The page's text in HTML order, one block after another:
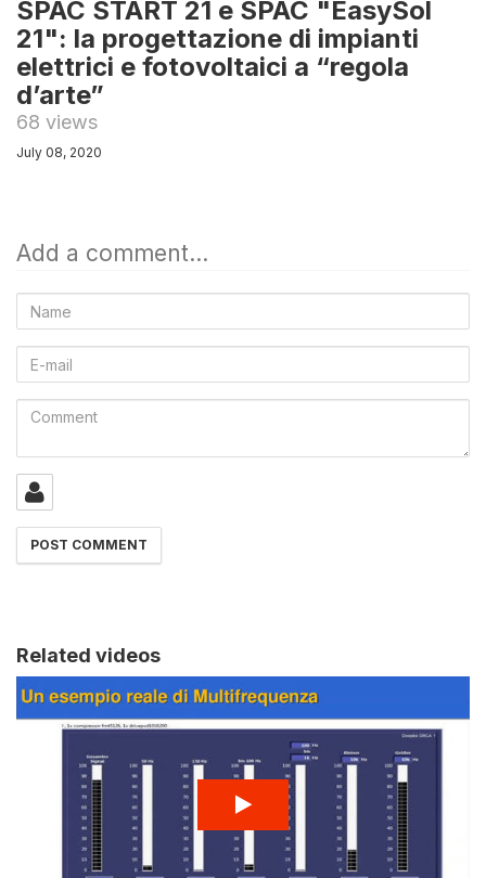
SPAC START 21 e SPAC "EasySol
21": la progettazione di impianti
elettrici e fotovoltaici a “regola
d’arte”
68 views
July 08, 2020
Add a comment...
Name
E-
mail
Comment
Related videos